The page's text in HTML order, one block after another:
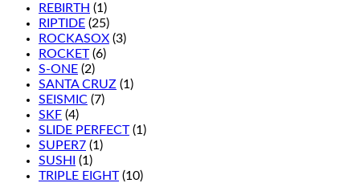
REBIRTH (1)
RIPTIDE (25)
ROCKASOX (3)
ROCKET (6)
S-ONE (2)
SANTA CRUZ (1)
SEISMIC (7)
SKF (4)
SLIDE PERFECT (1)
SUPER7 (1)
SUSHI
(1)
TRIPLE EIGHT (10)